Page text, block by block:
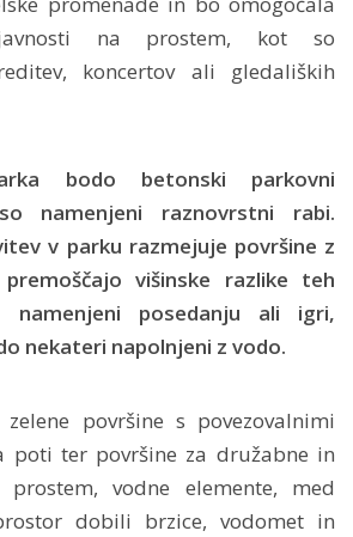
na prostem, kot so
koncertov ali gledaliških
bodo betonski parkovni
namenjeni raznovrstni rabi.
v parku razmejuje površine z
višinske razlike teh
posedanju ali igri,
nekateri napolnjeni z vodo.
površine s povezovalnimi
poti ter površine za družabne in
vodne elemente, med
dobili brzice, vodomet in